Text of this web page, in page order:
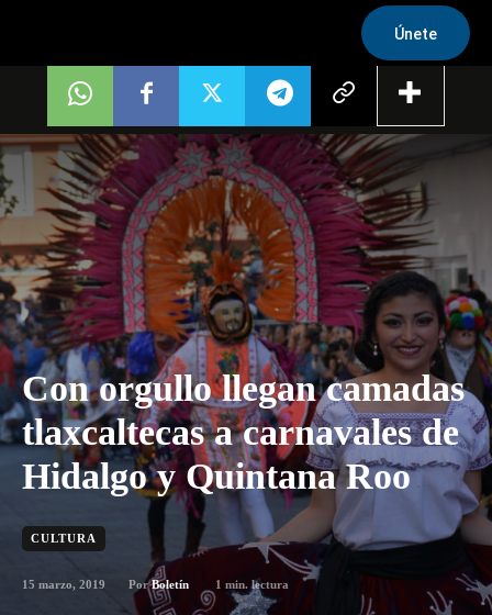
Únete
Con orgullo llegan camadas
tlaxcaltecas a carnavales de
Hidalgo y Quintana Roo
CULTURA
15 marzo, 2019 Por Boletín 1 min. lectura